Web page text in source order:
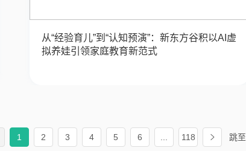
从“经验育儿”到“认知预演”：新东方谷积以AI虚
拟养娃引领家庭教育新范式
1 2 3 4 5 6 118 跳至